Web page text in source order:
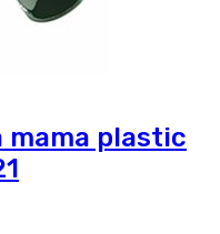
mama plastic